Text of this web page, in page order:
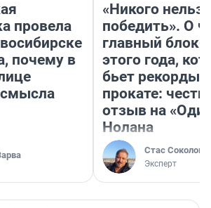
провела
почему в
«Никого нельзя
победить». О
главный
этого года,
бьет рекорды в
прокате:
отзыв на
Нолана
Стас Соколов
Эксперт